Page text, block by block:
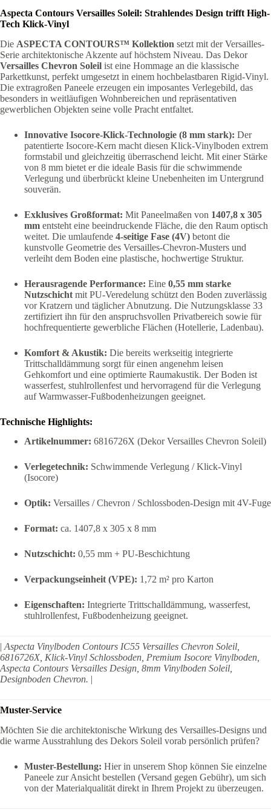
Aspecta Contours Versailles Soleil: Strahlendes Design trifft High-
Tech Klick-Vinyl
Die ASPECTA CONTOURS™ Kollektion setzt mit der Versailles-
Serie architektonische Akzente auf höchstem Niveau. Das Dekor
Versailles Chevron Soleil ist eine Hommage an die klassische
Parkettkunst, perfekt umgesetzt in einem hochbelastbaren Rigid-Vinyl.
Die extragroßen Paneele erzeugen ein imposantes Verlegebild, das
besonders in weitläufigen Wohnbereichen und repräsentativen
gewerblichen Objekten seine volle Pracht entfaltet.
Innovative Isocore-Klick-Technologie (8 mm stark): Der
patentierte Isocore-Kern macht diesen Klick-Vinylboden extrem
formstabil und gleichzeitig überraschend leicht. Mit einer Stärke
von 8 mm bietet er die ideale Basis für die schwimmende
Verlegung und überbrückt kleine Unebenheiten im Untergrund
souverän.
Exklusives Großformat: Mit Paneelmaßen von 1407,8 x 305
mm entsteht eine beeindruckende Fläche, die den Raum optisch
weitet. Die umlaufende 4-seitige Fase (4V) betont die
kunstvolle Geometrie des Versailles-Chevron-Musters und
verleiht dem Boden eine plastische, hochwertige Struktur.
Herausragende Performance: Eine 0,55 mm starke
Nutzschicht mit PU-Veredelung schützt den Boden zuverlässig
vor Kratzern und täglicher Abnutzung. Die Nutzungsklasse 33
zertifiziert ihn für den anspruchsvollen Privatbereich sowie für
hochfrequentierte gewerbliche Flächen (Hotellerie, Ladenbau).
Komfort & Akustik: Die bereits werkseitig integrierte
Trittschalldämmung sorgt für einen angenehm leisen
Gehkomfort und eine optimierte Raumakustik. Der Boden ist
wasserfest, stuhlrollenfest und hervorragend für die Verlegung
auf Warmwasser-Fußbodenheizungen geeignet.
Technische Highlights:
Artikelnummer: 6816726X (Dekor Versailles Chevron Soleil)
Verlegetechnik: Schwimmende Verlegung / Klick-Vinyl
(Isocore)
Optik: Versailles / Chevron / Schlossboden-Design mit 4V-Fuge
Format: ca. 1407,8 x 305 x 8 mm
Nutzschicht: 0,55 mm + PU-Beschichtung
Verpackungseinheit (VPE): 1,72 m² pro Karton
Eigenschaften: Integrierte Trittschalldämmung, wasserfest,
stuhlrollenfest, Fußbodenheizung geeignet.
| Aspecta Vinylboden Contours IC55 Versailles Chevron Soleil,
6816726X, Klick-Vinyl Schlossboden, Premium Isocore Vinylboden,
Aspecta Contours Versailles Design, 8mm Vinylboden Soleil,
Designboden Chevron. |
Muster-Service
Möchten Sie die architektonische Wirkung des Versailles-Designs und
die warme Ausstrahlung des Dekors Soleil vorab persönlich prüfen?
Muster-Bestellung: Hier in unserem Shop können Sie einzelne
Paneele zur Ansicht bestellen (Versand gegen Gebühr), um sich
von der Materialqualität direkt in Ihrem Projekt zu überzeugen.